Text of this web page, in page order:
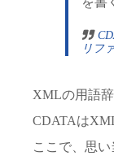
リフ
XMLの用語
CDATAは
ここで、思い